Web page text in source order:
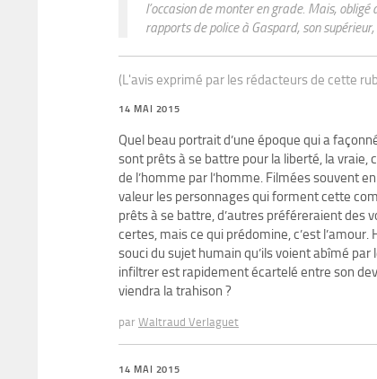
l’occasion de monter en grade. Mais, obligé
rapports de police à Gaspard, son
(L'avis exprimé par les rédacteurs de cette
14 MAI 2015
Quel beau portrait d’une époque qui a
sont prêts à se battre pour la liberté, la vraie,
de l’homme par l’homme. Filmées souvent
valeur les personnages qui forment cette
prêts à se battre, d’autres préféreraient des
certes, mais ce qui prédomine, c’est
souci du sujet humain qu’ils voient abîmé
infiltrer est rapidement écartelé entre son
viendra la trahison ?
par Waltraud Verlaguet
14 MAI 2015